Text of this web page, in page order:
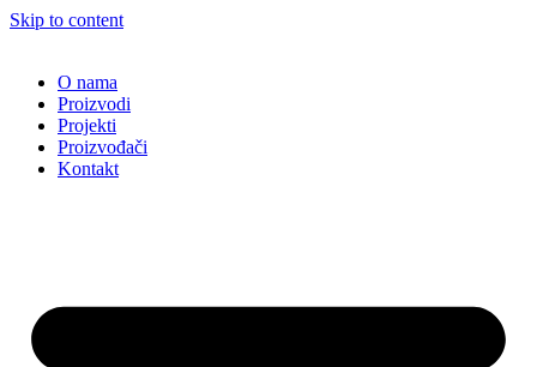
Skip to content
O nama
Proizvodi
Projekti
Proizvođači
Kontakt